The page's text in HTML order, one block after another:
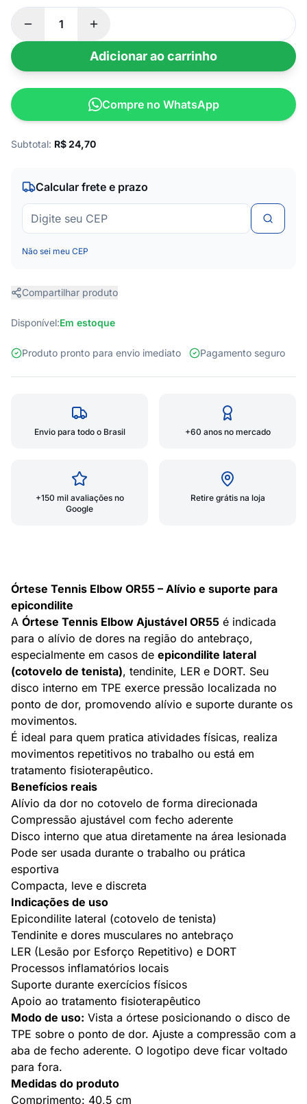
Adicionar ao carrinho
Compre no WhatsApp
Subtotal: R$24,70
Calcular frete e prazo
Não sei meu CEP
Compartilhar produto
Disponível:Em estoque
Produto pronto para envio imediato Pagamento seguro
Envio para todo o Brasil +60 anos no mercado
+150 mil avaliações no
Google
Retire grátis na loja
Órtese Tennis Elbow OR55 – Alívio e suporte para
epicondilite
A Órtese Tennis Elbow Ajustável OR55 é indicada
para o alívio de dores na região do antebraço,
especialmente em casos de epicondilite lateral
(cotovelo de tenista), tendinite, LER e DORT. Seu
disco interno em TPE exerce pressão localizada no
ponto de dor, promovendo alívio e suporte durante os
movimentos.
É ideal para quem pratica atividades físicas, realiza
movimentos repetitivos no trabalho ou está em
tratamento fisioterapêutico.
Benefícios reais
Alívio da dor no cotovelo de forma direcionada
Compressão ajustável com fecho aderente
Disco interno que atua diretamente na área lesionada
Pode ser usada durante o trabalho ou prática
esportiva
Compacta, leve e discreta
Indicações de uso
Epicondilite lateral (cotovelo de tenista)
Tendinite e dores musculares no antebraço
LER (Lesão por Esforço Repetitivo) e DORT
Processos inflamatórios locais
Suporte durante exercícios físicos
Apoio ao tratamento fisioterapêutico
Modo de uso: Vista a órtese posicionando o disco de
TPE sobre o ponto de dor. Ajuste a compressão com a
aba de fecho aderente. O logotipo deve ficar voltado
para fora.
Medidas do produto
Comprimento: 40,5 cm